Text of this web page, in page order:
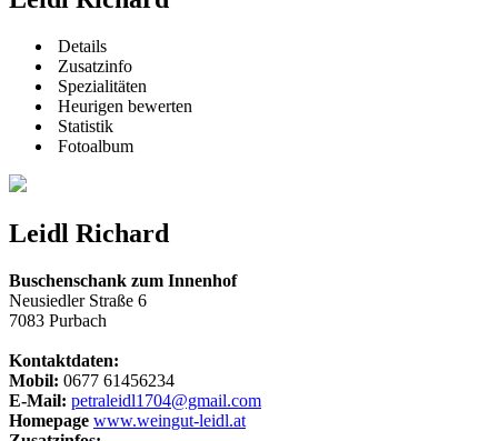
Details
Zusatzinfo
Spezialitäten
Heurigen bewerten
Statistik
Fotoalbum
Leidl Richard
Buschenschank zum Innenhof
Neusiedler Straße 6
7083 Purbach
Kontaktdaten:
Mobil: 0677 61456234
E-Mail: petraleidl1704@gmail.com
Homepage www.weingut-leidl.at